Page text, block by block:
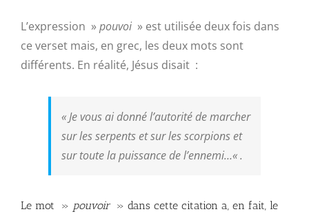
L’expression »pouvoi » est utilisée deux fois dans
ce verset mais, en grec, les deux mots sont
différents. En réalité, Jésus disait :
«Je vous ai donné l’autorité de marcher
sur les serpents et sur les scorpions et
sur toute la puissance de l’ennemi…« .
Le mot » pouvoir» dans cette citation a, en fait, le